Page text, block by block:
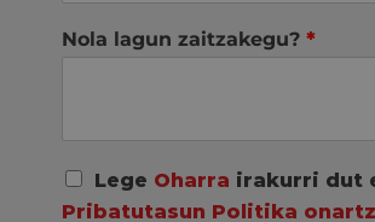
Nola lagun zaitzakegu? *
A
Lege Oharra irakurri dut
Pribatutasun Politika